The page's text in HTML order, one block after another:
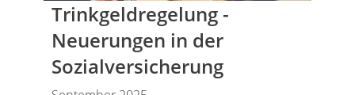
Trinkgeldregelung -
Neuerungen in der
Sozialversicherung